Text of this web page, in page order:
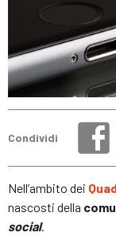
Condividi
Nell’ambito dei
nascosti della
social.